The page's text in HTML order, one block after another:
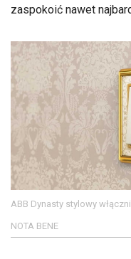
zaspokoić nawet
ABB Dynasty stylowy
NOTA BENE